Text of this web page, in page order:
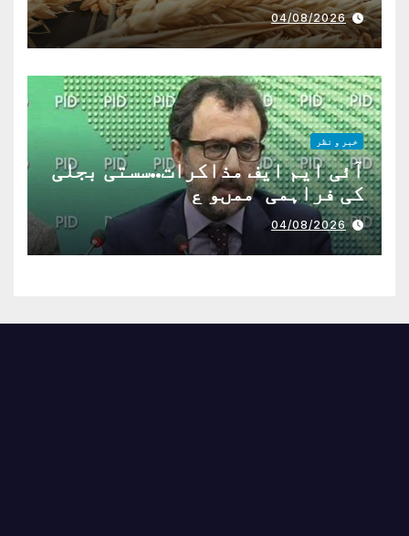
04/08/2026
خبر و نظر
آئی ایم ایف مذاکرات..سستی بجلی
کی فراہمی ممںو ع
04/08/2026